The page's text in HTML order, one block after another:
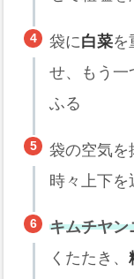
袋に白菜を
せ、もう一
ふる
袋の空気を
時々上下を
キムチヤン
くたたき、